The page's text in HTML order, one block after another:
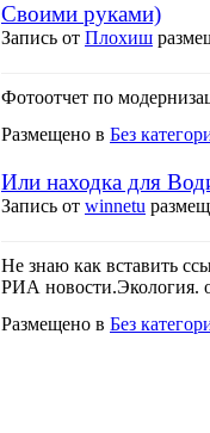
Своими руками)
Запись от Плохиш
Фотоотчет по
Размещено в Без
Или находка для
Запись от winnetu
Не знаю как вставить
РИА новости.Экология.
Размещено в Без